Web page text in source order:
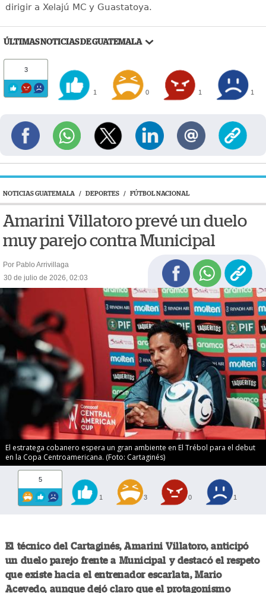
dirigir a Xelajú MC y Guastatoya.
ÚLTIMAS NOTICIAS DE GUATEMALA
3
1 0 1 1
NOTICIAS GUATEMALA / DEPORTES / FÚTBOL NACIONAL
Amarini Villatoro prevé un duelo
muy parejo contra Municipal
Por Pablo Arrivillaga
30 de julio de 2026, 02:03
El estratega cobanero espera un gran ambiente en El Trébol para el debut
en la Copa Centroamericana. (Foto: Cartaginés)
5
1 3 0 1
El técnico del Cartaginés, Amarini Villatoro, anticipó
un duelo parejo frente a Municipal y destacó el respeto
que existe hacia el entrenador escarlata, Mario
Acevedo, aunque dejó claro que el protagonismo